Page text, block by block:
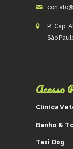
R. Cap.
São
Acesso
Clínica
Banho &
Taxi Dog